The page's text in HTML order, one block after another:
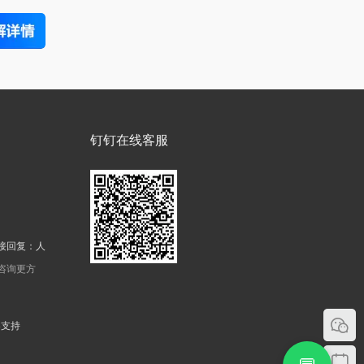
回复：人
询更方
钉钉在线客服
持